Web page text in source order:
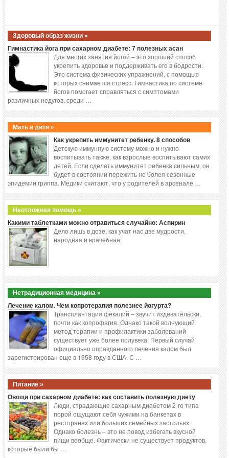
Здоровый образ жизни »
Гимнастика йога при сахарном диабете: 7 полезных асан
Для многих занятия йогой – это хороший способ
укрепить здоровье и поддерживать его в бодрости.
Это система физических упражнений, с помощью
которых снимается стресс. Гимнастика по системе
йогов помогает справляться с симптомами
различных недугов, среди …
Мать и дитя »
Как укрепить иммунитет ребенку. 8 способов
Детскую иммунную систему можно и нужно
воспитывать также, как взрослые воспитывают самих
детей. Если сделать иммунитет ребенка сильным, он
будет в состоянии пережить не болея сезонные
эпидемии гриппа. Медики считают, что у родителей в арсенале …
Неотложная помощь »
Какими таблетками можно отравиться случайно: Аспирин
Дело лишь в дозе, как учат нас две мудрости,
народная и врачебная.
Нетрадиционная медицина »
Лечение калом. Чем копротерапия полезнее йогурта?
Трансплантация фекалий – звучит издевательски,
почти как копрофагия. Однако такой волнующий
метод терапии и профилактики заболеваний
существует уже более полувека. Первый случай
официально оправданного лечения калом был
зарегистрирован еще в 1958 году в США. С …
Питание »
Овощи при сахарном диабете: как составить полезную диету
Люди, страдающие сахарным диабетом 2-го типа
порой ощущают себя чужими на банкетах в
ресторанах или больших семейных застольях.
Однако болезнь – это не повод избегать вкусной
пищи вообще. Фактически не существует продуктов,
которые были бы …